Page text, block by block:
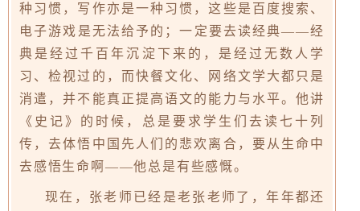
种习惯，写作亦是一种习惯，这些是百度搜索、
电子游戏是无法给予的；一定要去读经典——经
典是经过千百年沉淀下来的，是经过无数人学
习、检视过的，而快餐文化、网络文学大都只是
消遣，并不能真正提高语文的能力与水平。他讲
《史记》的时候，总是要求学生们去读七十列
传，去体悟中国先人们的悲欢离合，要从生命中
去感悟生命啊——他总是有些感慨。
现在，张老师已经是老张老师了，年年都还